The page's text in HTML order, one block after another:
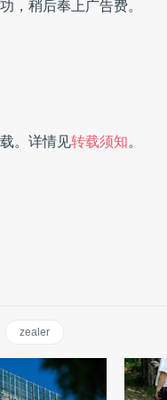
，稍后奉上广告费。
。详情见转载须知。
zealer